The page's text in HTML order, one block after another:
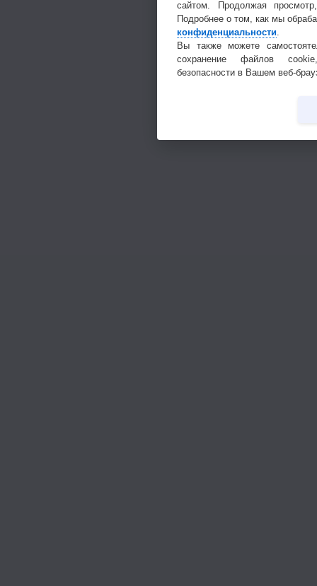
сайтом. Продолжая
Подробнее о том, как мы
конфиденциальности.
Вы также можете
сохранение файлов
безопасности в Вашем веб-